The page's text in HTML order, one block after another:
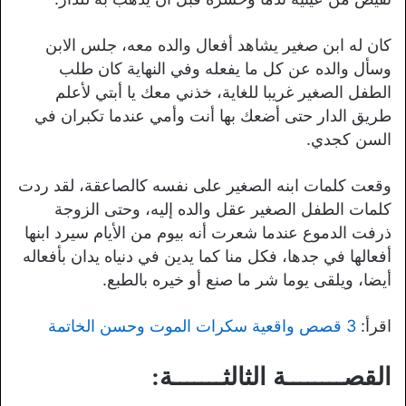
كان له ابن صغير يشاهد أفعال والده معه، جلس الابن
وسأل والده عن كل ما يفعله وفي النهاية كان طلب
الطفل الصغير غريبا للغاية، خذني معك يا أبتي لأعلم
طريق الدار حتى أضعك بها أنت وأمي عندما تكبران في
السن كجدي.
وقعت كلمات ابنه الصغير على نفسه كالصاعقة، لقد ردت
كلمات الطفل الصغير عقل والده إليه، وحتى الزوجة
ذرفت الدموع عندما شعرت أنه بيوم من الأيام سيرد ابنها
أفعالها في جدها، فكل منا كما يدين في دنياه يدان بأفعاله
أيضا، ويلقى يوما شر ما صنع أو خيره بالطبع.
اقرأ: 3 قصص واقعية سكرات الموت وحسن الخاتمة
القصــــــــة الثالثـــــــة: